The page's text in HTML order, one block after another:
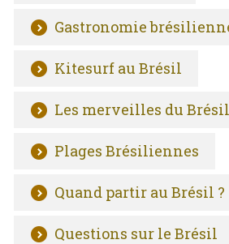
Gastronomie
Kitesurf au Brésil
Les merveilles du Brésil
Plages Brésiliennes
Quand partir au Brésil ?
Questions sur le Brésil